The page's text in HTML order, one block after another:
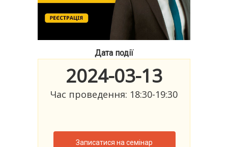
Дата події
2024-03-13
Час проведення: 18:30-19:30
Записатися на семінар